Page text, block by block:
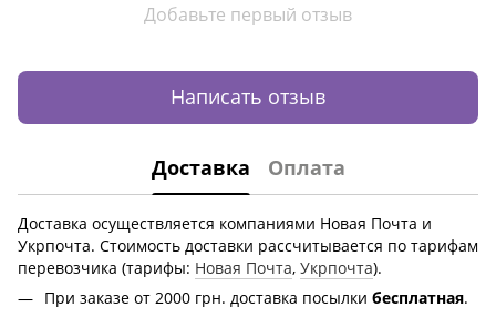
Добавьте первый отзыв
Написать отзыв
Доставка Оплата
Доставка осуществляется компаниями Новая Почта и
Укрпочта. Стоимость доставки рассчитывается по тарифам
перевозчика (тарифы: Новая Почта, Укрпочта).
При заказе от 2000 грн. доставка посылки бесплатная.